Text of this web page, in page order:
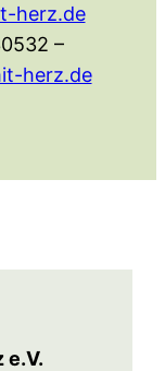
herz.de
–
herz.de